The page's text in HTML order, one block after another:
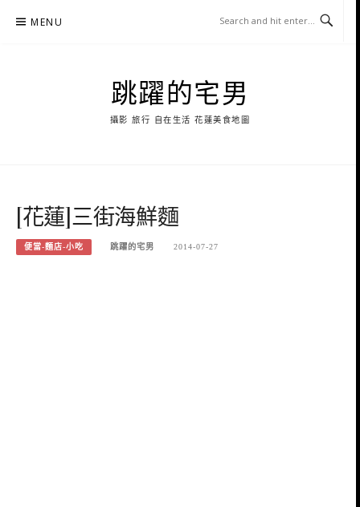
MENU
跳躍的宅男
攝影 旅行 自在生活 花蓮美食地圖
[花蓮]三街海鮮麵
便當-麵店-小吃 跳躍的宅男 2014-07-27